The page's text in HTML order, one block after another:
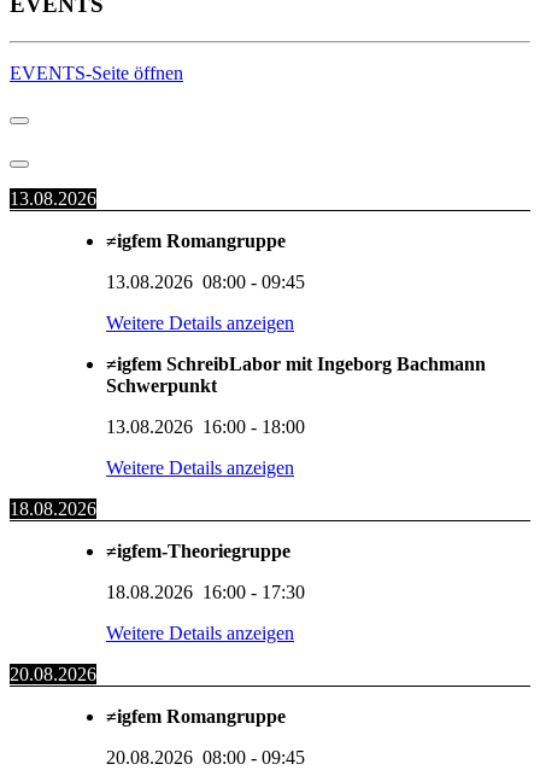
EVENTS-Seite öffnen
13.08.2026
≠igfem Romangruppe
13.08.2026 08:00 - 09:45
Weitere Details anzeigen
≠igfem SchreibLabor mit Ingeborg Bachmann
Schwerpunkt
13.08.2026 16:00 - 18:00
Weitere Details anzeigen
18.08.2026
≠igfem-Theoriegruppe
18.08.2026 16:00 - 17:30
Weitere Details anzeigen
20.08.2026
≠igfem Romangruppe
20.08.2026 08:00 - 09:45